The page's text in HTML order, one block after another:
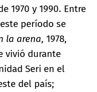
1970 y 1990. Entre
período se
la arena, 1978,
vivió durante
Seri en el
del país;